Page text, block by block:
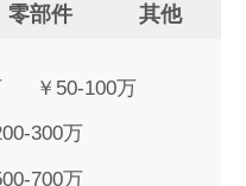
零部件 其他
￥50-100万
300万
700万